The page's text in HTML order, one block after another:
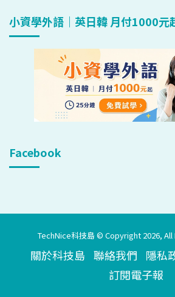
小資學外語｜英日韓 月付1000元
Facebook
TechNice科技島 © Copyright 2026,
關於科技島 聯絡我們 隱私
訂閱電子報